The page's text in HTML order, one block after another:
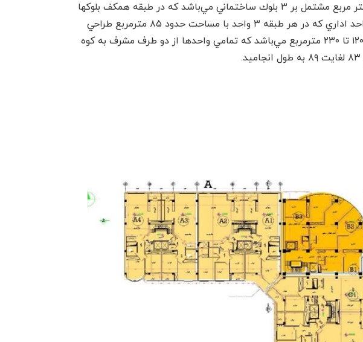
پروژه آبيدر سنندج در زمینی به مساحت۴۸۸۷ متر مربع دارای ۱۴ طبقه با زیر بنای کل ۲۲۰۲۰ متر مربع مشتمل بر ۳ بلوك ساختماني مي‌باشد كه در طبقه همكف بلوكها
واحدهاي تجاري با زيربناي مفيد حدود ۲۵۰۰ مترمربع طراحي گرديده. بلوك مياني شامل ۲۷ واحد اداري كه در هر طبقه ۳ واحد با مساحت حدود ۸۵ مترمربع طراحي
شده است. دو بلوك جنبي پروژه شامل ۷۲ واحد مسكوني دو، سه و چهارخوابه با زيربناي حدود ۱۲۰ تا ۲۳۰ مترمربع مي‌باشد كه تمامي واحدها از دو طرف مشرف به كوه